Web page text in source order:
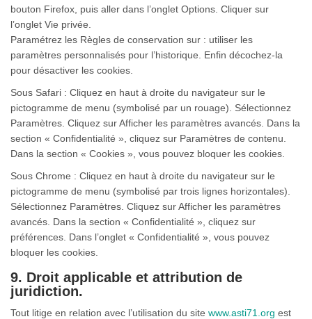
bouton Firefox, puis aller dans l’onglet Options. Cliquer sur
l’onglet Vie privée.
Paramétrez les Règles de conservation sur : utiliser les
paramètres personnalisés pour l’historique. Enfin décochez-la
pour désactiver les cookies.
Sous Safari : Cliquez en haut à droite du navigateur sur le
pictogramme de menu (symbolisé par un rouage). Sélectionnez
Paramètres. Cliquez sur Afficher les paramètres avancés. Dans la
section « Confidentialité », cliquez sur Paramètres de contenu.
Dans la section « Cookies », vous pouvez bloquer les cookies.
Sous Chrome : Cliquez en haut à droite du navigateur sur le
pictogramme de menu (symbolisé par trois lignes horizontales).
Sélectionnez Paramètres. Cliquez sur Afficher les paramètres
avancés. Dans la section « Confidentialité », cliquez sur
préférences. Dans l’onglet « Confidentialité », vous pouvez
bloquer les cookies.
9. Droit applicable et attribution de
juridiction.
Tout litige en relation avec l’utilisation du site www.asti71.org est